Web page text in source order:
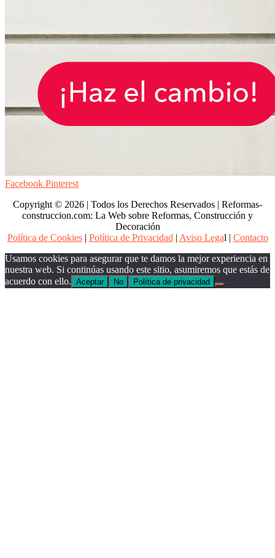
Facebook Pinterest
Copyright © 2026 | Todos los Derechos Reservados | Reformas-
construccion.com: La Web sobre Reformas, Construcción y
Decoración
Política de Cookies| Política de Privacidad | Aviso Legal | Contacto
Usamos cookies para asegurar que te damos la mejor experiencia en
nuestra web. Si continúas usando este sitio, asumiremos que estás de
acuerdo con ello. Aceptar No Política de privacidad